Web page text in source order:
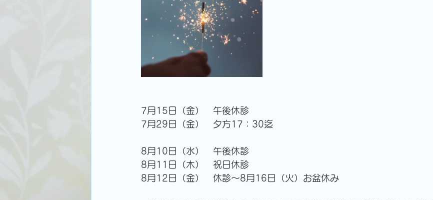
7月15日（金）　午後休診
7月29日（金）　夕方17：30迄
8月10日（水）　午後休診
8月11日（木）　祝日休診
8月12日（金）　休診～8月16日（火）お盆休み